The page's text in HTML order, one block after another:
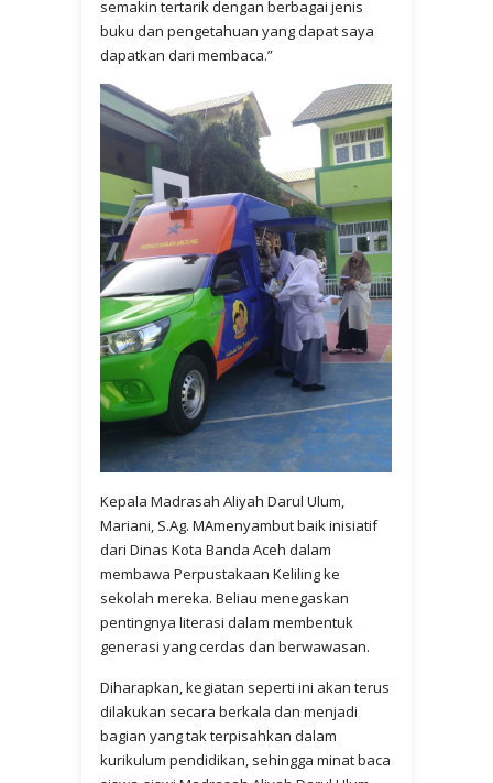
semakin tertarik dengan berbagai jenis
buku dan pengetahuan yang dapat saya
dapatkan dari membaca.”
Kepala Madrasah Aliyah Darul Ulum,
Mariani, S.Ag. MAmenyambut baik inisiatif
dari Dinas Kota Banda Aceh dalam
membawa Perpustakaan Keliling ke
sekolah mereka. Beliau menegaskan
pentingnya literasi dalam membentuk
generasi yang cerdas dan berwawasan.
Diharapkan, kegiatan seperti ini akan terus
dilakukan secara berkala dan menjadi
bagian yang tak terpisahkan dalam
kurikulum pendidikan, sehingga minat baca